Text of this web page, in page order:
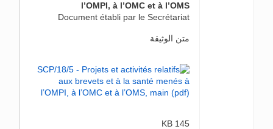
l’OMPI, à l’OMC et à l’OMS
Document établi par le Secrétariat
متن الوثيقة
145 KB